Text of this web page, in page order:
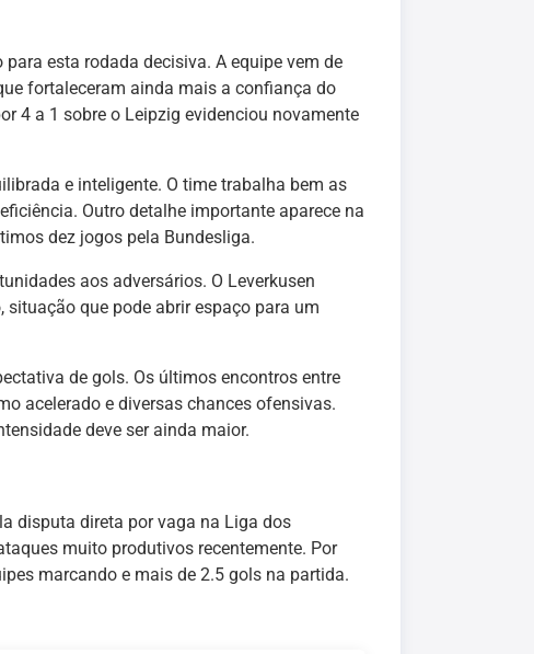
esta rodada decisiva. A equipe vem de
fortaleceram ainda mais a confiança do
4 a 1 sobre o Leipzig evidenciou novamente
e inteligente. O time trabalha bem as
Outro detalhe importante aparece na
dez jogos pela Bundesliga.
aos adversários. O Leverkusen
que pode abrir espaço para um
de gols. Os últimos encontros entre
acelerado e diversas chances ofensivas.
deve ser ainda maior.
disputa direta por vaga na Liga dos
muito produtivos recentemente. Por
marcando e mais de 2.5 gols na partida.